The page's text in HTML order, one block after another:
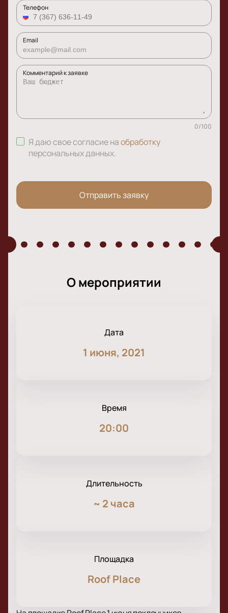
Телефон
Email
Комментарий к заявке
0/100
Я даю свое согласие наобработку
персональных данных.
Отправить заявку
О мероприятии
Дата
1 июня, 2021
Время
20:00
Длительность
~ 2 часа
Площадка
Roof Place